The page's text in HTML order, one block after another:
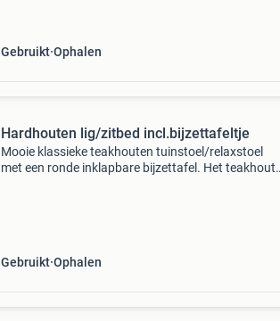
Gebruikt Ophalen
Hardhouten lig/zitbed incl.bijzettafeltje
Mooie klassieke teakhouten tuinstoel/relaxstoel
met een ronde inklapbare bijzettafel. Het teakhout
Gebruikt Ophalen